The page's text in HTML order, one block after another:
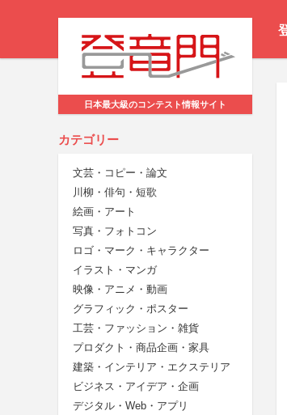
日本最大級のコンテスト情報サイト
カテゴリー
文芸・コピー・論文
川柳・俳句・短歌
絵画・アート
写真・フォトコン
ロゴ・マーク・キャラクター
イラスト・マンガ
映像・アニメ・動画
グラフィック・ポスター
工芸・ファッション・雑貨
プロダクト・商品企画・家具
建築・インテリア・エクステリア
ビジネス・アイデア・企画
デジタル・Web・アプリ